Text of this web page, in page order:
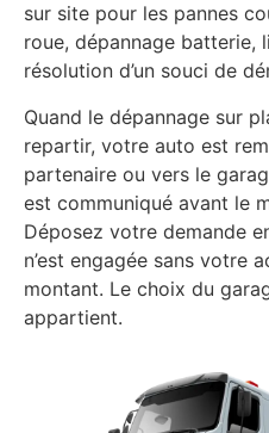
sur site pour les pannes
roue, dépannage batterie,
résolution d’un souci de
Quand le dépannage sur
repartir, votre auto est
partenaire ou vers le
est communiqué avant le
Déposez votre demande
n’est engagée sans votre
montant. Le choix du
appartient.